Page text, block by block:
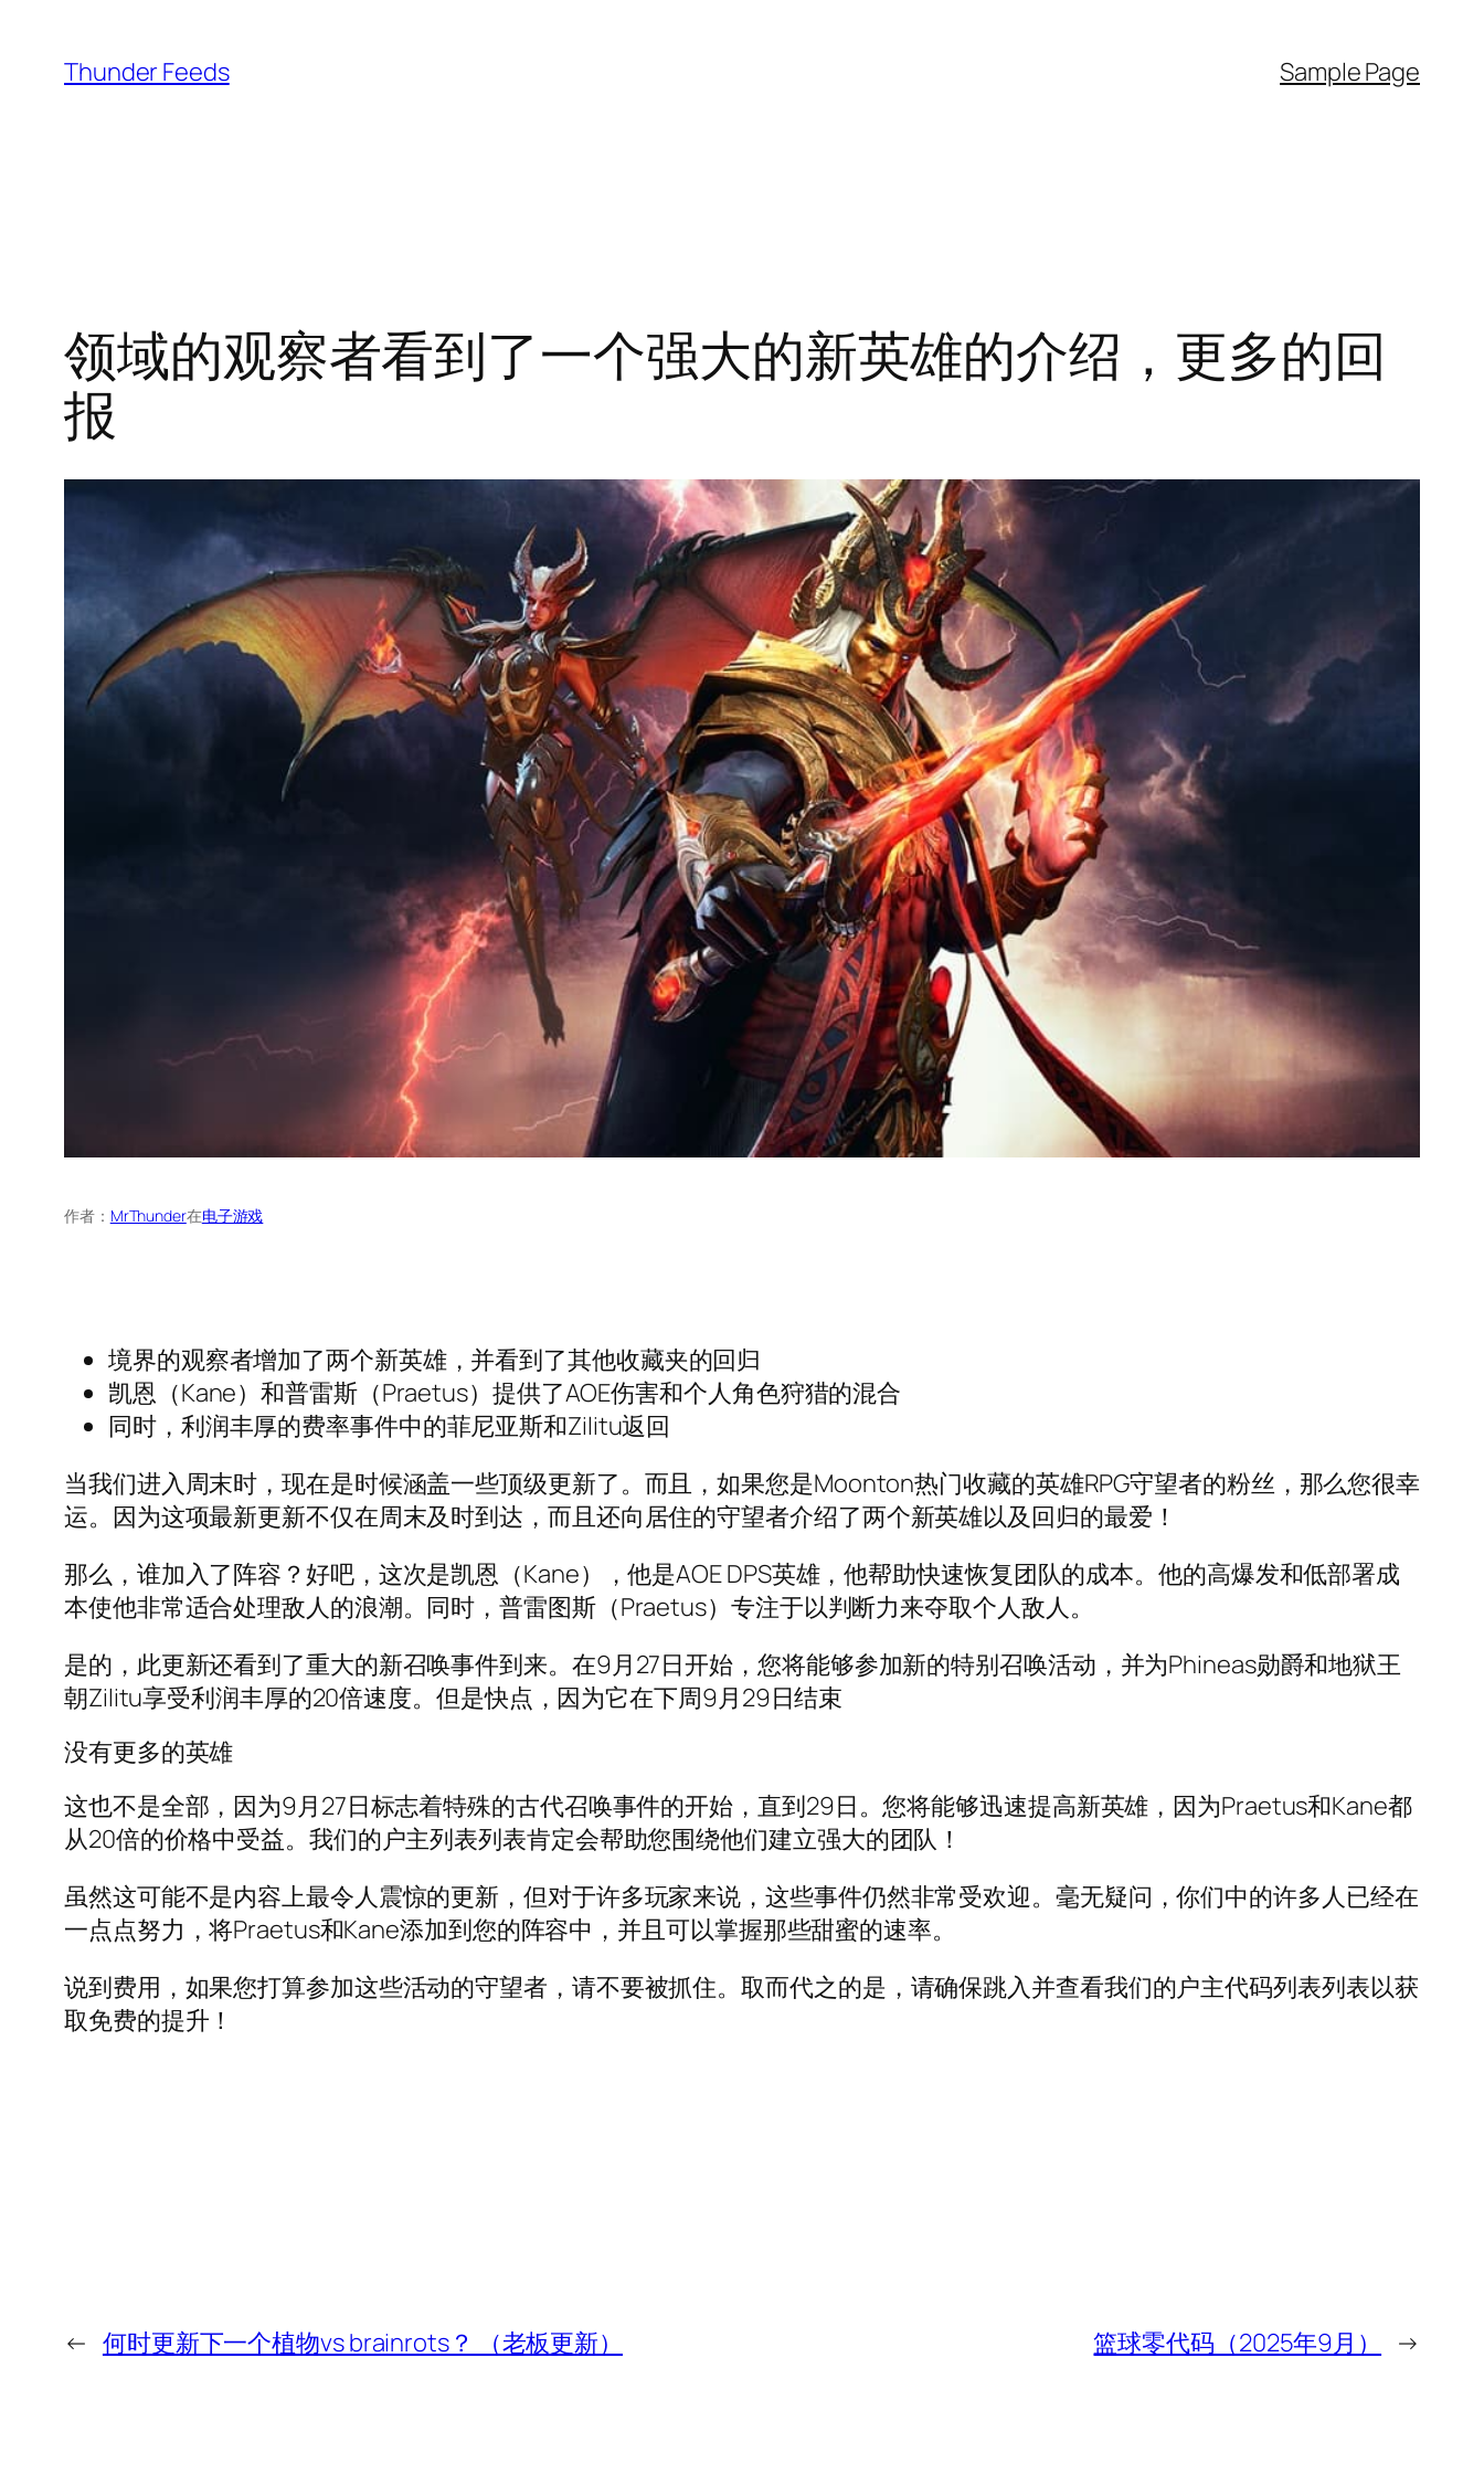
Thunder Feeds Sample Page
领域的观察者看到了一个强大的新英雄的介绍，更多的回
报
作者： MrThunder在电子游戏
境界的观察者增加了两个新英雄，并看到了其他收藏夹的回归
凯恩（Kane）和普雷斯（Praetus）提供了AOE伤害和个人角色狩猎的混合
同时，利润丰厚的费率事件中的菲尼亚斯和Zilitu返回
当我们进入周末时，现在是时候涵盖一些顶级更新了。而且，如果您是Moonton热门收藏的英雄RPG守望者的粉丝，那么您很幸
运。因为这项最新更新不仅在周末及时到达，而且还向居住的守望者介绍了两个新英雄以及回归的最爱！
那么，谁加入了阵容？好吧，这次是凯恩（Kane），他是AOE DPS英雄，他帮助快速恢复团队的成本。他的高爆发和低部署成
本使他非常适合处理敌人的浪潮。同时，普雷图斯（Praetus）专注于以判断力来夺取个人敌人。
是的，此更新还看到了重大的新召唤事件到来。在9月27日开始，您将能够参加新的特别召唤活动，并为Phineas勋爵和地狱王
朝Zilitu享受利润丰厚的20倍速度。但是快点，因为它在下周9月29日结束
没有更多的英雄
这也不是全部，因为9月27日标志着特殊的古代召唤事件的开始，直到29日。您将能够迅速提高新英雄，因为Praetus和Kane都
从20倍的价格中受益。我们的户主列表列表肯定会帮助您围绕他们建立强大的团队！
虽然这可能不是内容上最令人震惊的更新，但对于许多玩家来说，这些事件仍然非常受欢迎。毫无疑问，你们中的许多人已经在
一点点努力，将Praetus和Kane添加到您的阵容中，并且可以掌握那些甜蜜的速率。
说到费用，如果您打算参加这些活动的守望者，请不要被抓住。取而代之的是，请确保跳入并查看我们的户主代码列表列表以获
取免费的提升！
← 何时更新下一个植物vs brainrots？ （老板更新） 篮球零代码（2025年9月） →